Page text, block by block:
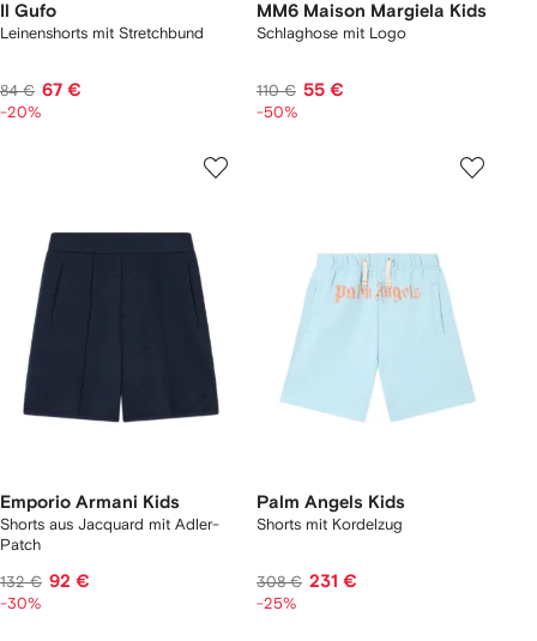
Il Gufo
Leinenshorts mit Stretchbund
84 € 67 €
-20%
MM6 Maison Margiela Kids
Schlaghose mit Logo
110 € 55 €
-50%
Emporio Armani Kids
Shorts aus Jacquard mit Adler-
Patch
132 € 92 €
-30%
Palm Angels Kids
Shorts mit Kordelzug
308 € 231 €
-25%